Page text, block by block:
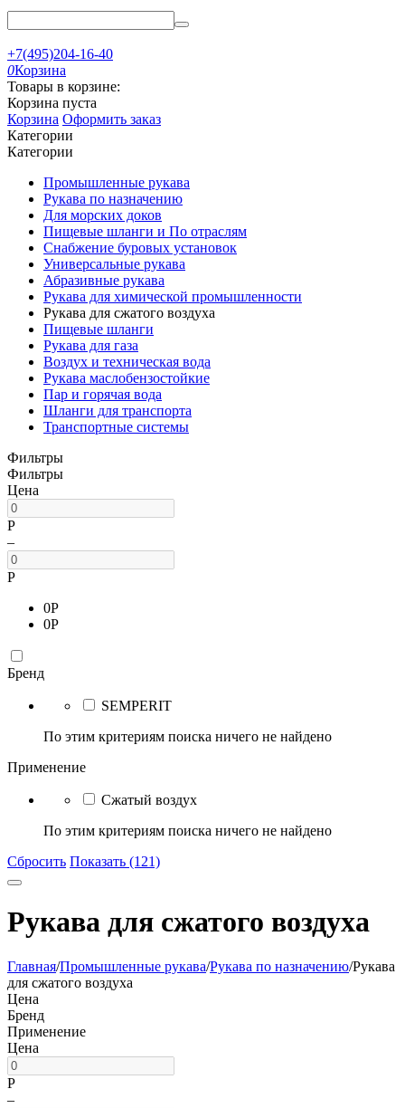
+7(495)204-16-40
0Корзина
Товары в корзине:
Корзина пуста
Корзина Оформить заказ
Категории
Категории
Промышленные рукава
Рукава по назначению
Для морских доков
Пищевые шланги и По отраслям
Снабжение буровых установок
Универсальные рукава
Абразивные рукава
Рукава для химической промышленности
Рукава для сжатого воздуха
Пищевые шланги
Рукава для газа
Воздух и техническая вода
Рукава маслобензостойкие
Пар и горячая вода
Шланги для транспорта
Транспортные системы
Фильтры
Фильтры
Цена
Р
–
Р
0Р
0Р
Бренд
SEMPERIT
По этим критериям поиска ничего не найдено
Применение
Сжатый воздух
По этим критериям поиска ничего не найдено
Сбросить Показать (121)
Рукава для сжатого воздуха
Главная/Промышленные рукава/Рукава по назначению/Рукава
для сжатого воздуха
Цена
Бренд
Применение
Цена
Р
–